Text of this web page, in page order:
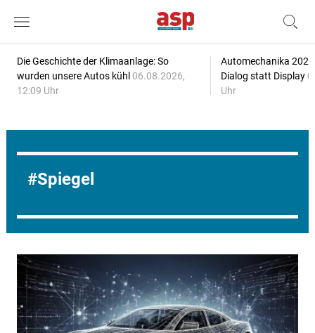
Die Geschichte der Klimaanlage: So
wurden unsere Autos kühl 06.08.2026,
12:09 Uhr
Automechanika
Dialog statt Display
Uhr
Spiegel